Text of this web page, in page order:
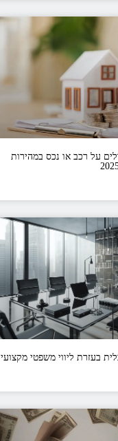
על רכב או נכס במהירות
בעזרת ליווי משפטי מקצועי